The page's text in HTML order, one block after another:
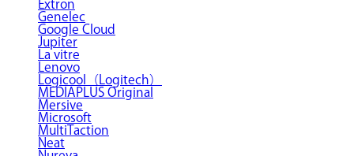
Extron
Genelec
Google Cloud
Jupiter
La vitre
Lenovo
Logicool（Logitech）
MEDIAPLUS Original
Mersive
Microsoft
MultiTaction
Neat